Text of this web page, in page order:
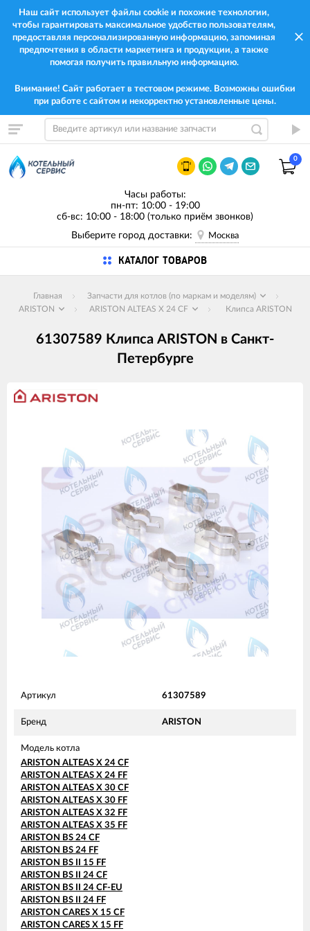
Наш сайт использует файлы cookie и похожие технологии,
чтобы гарантировать максимальное удобство пользователям,
предоставляя персонализированную информацию, запоминая
предпочтения в области маркетинга и продукции, а также
помогая получить правильную информацию.
Внимание! Сайт работает в тестовом режиме. Возможны ошибки
при работе с сайтом и некорректно установленные цены.
0
Часы работы:
пн-пт: 10:00 - 19:00
сб-вс: 10:00 - 18:00 (только приём звонков)
Выберите город доставки:
Москва
КАТАЛОГ ТОВАРОВ
Главная
Запчасти для котлов (по маркам и моделям)
ARISTON
ARISTON ALTEAS X 24 CF Клипса ARISTON
61307589 Клипса ARISTON в Санкт-
Петербурге
Изображения
Артикул 61307589
Бренд ARISTON
Модель котла
ARISTON ALTEAS X 24 CF
ARISTON ALTEAS X 24 FF
ARISTON ALTEAS X 30 CF
ARISTON ALTEAS X 30 FF
ARISTON ALTEAS X 32 FF
ARISTON ALTEAS X 35 FF
ARISTON BS 24 CF
ARISTON BS 24 FF
ARISTON BS II 15 FF
ARISTON BS II 24 CF
ARISTON BS II 24 CF-EU
ARISTON BS II 24 FF
ARISTON CARES X 15 CF
ARISTON CARES X 15 FF